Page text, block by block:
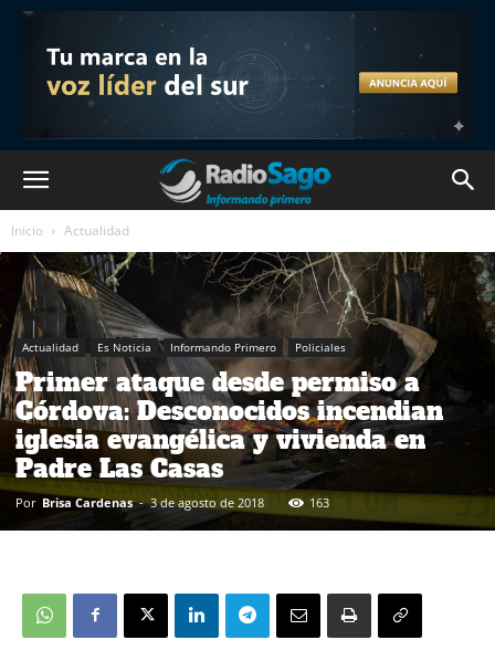
Inicio Actualidad
Actualidad Es Noticia Informando Primero Policiales
Primer ataque desde permiso a
Córdova: Desconocidos incendian
iglesia evangélica y vivienda en
Padre Las Casas
Por Brisa Cardenas - 3 de agosto de 2018 163